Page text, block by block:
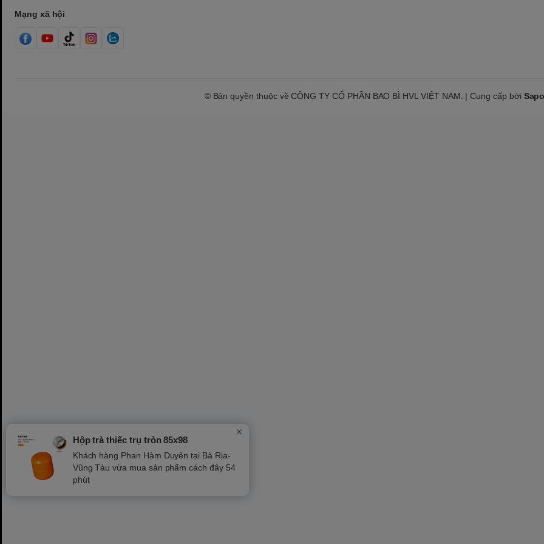
Mạng xã hội
© Bản quyền thuộc về CÔNG TY CỔ PHẦN BAO BÌ HVL VIỆT NAM. | Cung cấp bởi
Hộp trà thiếc trụ tròn 85x98
Khách hàng Phan Hàm Duyên tại Bà Rịa-
Vũng Tàu vừa mua sản phẩm cách đây 54
phút